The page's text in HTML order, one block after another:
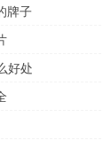
牌子
好处